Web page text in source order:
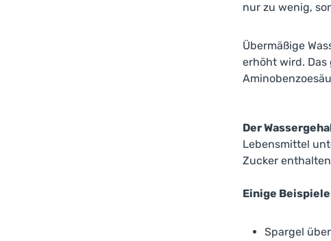
nur zu wenig,
Übermäßige
erhöht wird. Das
Der
Lebensmittel
Zucker enthalten
Einige
Spargel